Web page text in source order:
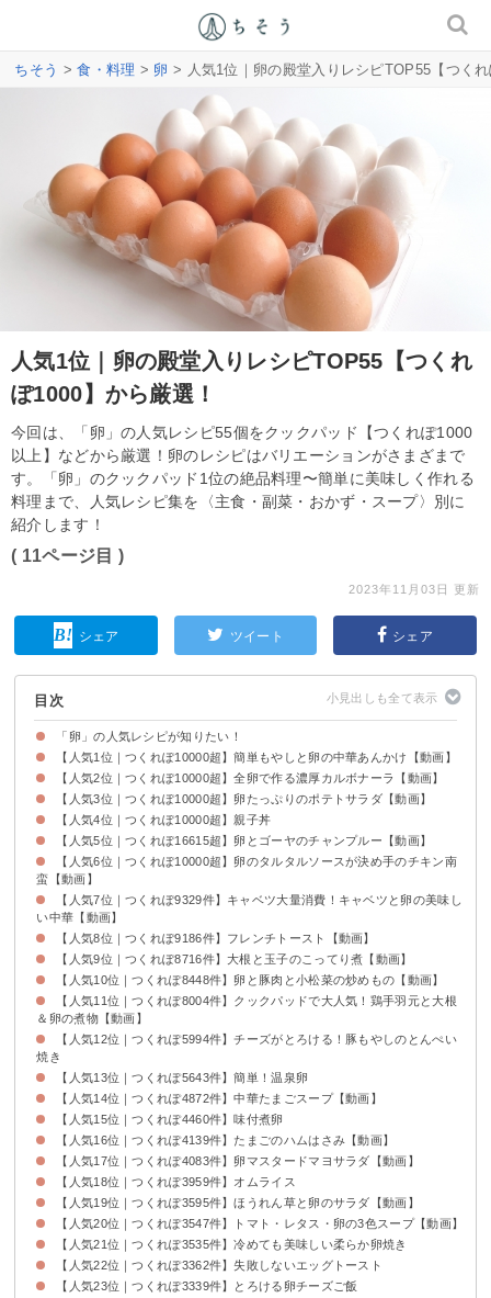
ちそう >食・料理 > 卵 > 人気1位｜卵の殿堂入りレシピTOP55【つく
人気1位｜卵の殿堂入りレシピTOP55【つくれ
ぽ1000】から厳選！
今回は、「卵」の人気レシピ55個をクックパッド【つくれぽ1000
以上】などから厳選！卵のレシピはバリエーションがさまざまで
す。「卵」のクックパッド1位の絶品料理〜簡単に美味しく作れる
料理まで、人気レシピ集を〈主食・副菜・おかず・スープ〉別に
紹介します！
( 11ページ目 )
2023年11月03日 更新
シェア ツイート シェア
目次
「卵」の人気レシピが知りたい！
【人気1位｜つくれぽ10000超】簡単もやしと卵の中華あんかけ【動画】
【人気2位｜つくれぽ10000超】全卵で作る濃厚カルボナーラ【動画】
【人気3位｜つくれぽ10000超】卵たっぷりのポテトサラダ【動画】
【人気4位｜つくれぽ10000超】親子丼
【人気5位｜つくれぽ16615超】卵とゴーヤのチャンプルー【動画】
【人気6位｜つくれぽ10000超】卵のタルタルソースが決め手のチキン南
蛮【動画】
【人気7位｜つくれぽ9329件】キャベツ大量消費！キャベツと卵の美味し
い中華【動画】
【人気8位｜つくれぽ9186件】フレンチトースト【動画】
【人気9位｜つくれぽ8716件】大根と玉子のこってり煮【動画】
【人気10位｜つくれぽ8448件】卵と豚肉と小松菜の炒めもの【動画】
【人気11位｜つくれぽ8004件】クックパッドで大人気！鶏手羽元と大根
＆卵の煮物【動画】
【人気12位｜つくれぽ5994件】チーズがとろける！豚もやしのとんぺい
焼き
【人気13位｜つくれぽ5643件】簡単！温泉卵
【人気14位｜つくれぽ4872件】中華たまごスープ【動画】
【人気15位｜つくれぽ4460件】味付煮卵
【人気16位｜つくれぽ4139件】たまごのハムはさみ【動画】
【人気17位｜つくれぽ4083件】卵マスタードマヨサラダ【動画】
【人気18位｜つくれぽ3959件】オムライス
【人気19位｜つくれぽ3595件】ほうれん草と卵のサラダ【動画】
【人気20位｜つくれぽ3547件】トマト・レタス・卵の3色スープ【動画】
【人気21位｜つくれぽ3535件】冷めても美味しい柔らか卵焼き
【人気22位｜つくれぽ3362件】失敗しないエッグトースト
【人気23位｜つくれぽ3339件】とろける卵チーズご飯